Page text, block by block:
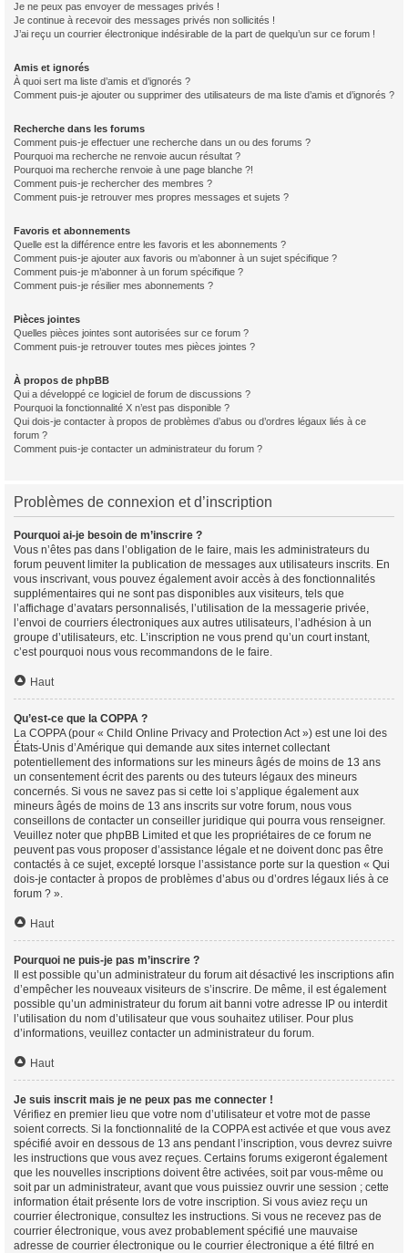
Je ne peux pas envoyer de messages privés !
Je continue à recevoir des messages privés non sollicités !
J’ai reçu un courrier électronique indésirable de la part de quelqu’un sur ce forum !
Amis et ignorés
À quoi sert ma liste d’amis et d’ignorés ?
Comment puis-je ajouter ou supprimer des utilisateurs de ma liste d’amis et d’ignorés ?
Recherche dans les forums
Comment puis-je effectuer une recherche dans un ou des forums ?
Pourquoi ma recherche ne renvoie aucun résultat ?
Pourquoi ma recherche renvoie à une page blanche ?!
Comment puis-je rechercher des membres ?
Comment puis-je retrouver mes propres messages et sujets ?
Favoris et abonnements
Quelle est la différence entre les favoris et les abonnements ?
Comment puis-je ajouter aux favoris ou m’abonner à un sujet spécifique ?
Comment puis-je m’abonner à un forum spécifique ?
Comment puis-je résilier mes abonnements ?
Pièces jointes
Quelles pièces jointes sont autorisées sur ce forum ?
Comment puis-je retrouver toutes mes pièces jointes ?
À propos de phpBB
Qui a développé ce logiciel de forum de discussions ?
Pourquoi la fonctionnalité X n’est pas disponible ?
Qui dois-je contacter à propos de problèmes d’abus ou d’ordres légaux liés à ce
forum ?
Comment puis-je contacter un administrateur du forum ?
Problèmes de connexion et d’inscription
Pourquoi ai-je besoin de m’inscrire ?
Vous n’êtes pas dans l’obligation de le faire, mais les administrateurs du
forum peuvent limiter la publication de messages aux utilisateurs inscrits. En
vous inscrivant, vous pouvez également avoir accès à des fonctionnalités
supplémentaires qui ne sont pas disponibles aux visiteurs, tels que
l’affichage d’avatars personnalisés, l’utilisation de la messagerie privée,
l’envoi de courriers électroniques aux autres utilisateurs, l’adhésion à un
groupe d’utilisateurs, etc. L’inscription ne vous prend qu’un court instant,
c’est pourquoi nous vous recommandons de le faire.
Haut
Qu’est-ce que la COPPA ?
La COPPA (pour « Child Online Privacy and Protection Act ») est une loi des
États-Unis d’Amérique qui demande aux sites internet collectant
potentiellement des informations sur les mineurs âgés de moins de 13 ans
un consentement écrit des parents ou des tuteurs légaux des mineurs
concernés. Si vous ne savez pas si cette loi s’applique également aux
mineurs âgés de moins de 13 ans inscrits sur votre forum, nous vous
conseillons de contacter un conseiller juridique qui pourra vous renseigner.
Veuillez noter que phpBB Limited et que les propriétaires de ce forum ne
peuvent pas vous proposer d’assistance légale et ne doivent donc pas être
contactés à ce sujet, excepté lorsque l’assistance porte sur la question « Qui
dois-je contacter à propos de problèmes d’abus ou d’ordres légaux liés à ce
forum ? ».
Haut
Pourquoi ne puis-je pas m’inscrire ?
Il est possible qu’un administrateur du forum ait désactivé les inscriptions afin
d’empêcher les nouveaux visiteurs de s’inscrire. De même, il est également
possible qu’un administrateur du forum ait banni votre adresse IP ou interdit
l’utilisation du nom d’utilisateur que vous souhaitez utiliser. Pour plus
d’informations, veuillez contacter un administrateur du forum.
Haut
Je suis inscrit mais je ne peux pas me connecter !
Vérifiez en premier lieu que votre nom d’utilisateur et votre mot de passe
soient corrects. Si la fonctionnalité de la COPPA est activée et que vous avez
spécifié avoir en dessous de 13 ans pendant l’inscription, vous devrez suivre
les instructions que vous avez reçues. Certains forums exigeront également
que les nouvelles inscriptions doivent être activées, soit par vous-même ou
soit par un administrateur, avant que vous puissiez ouvrir une session ; cette
information était présente lors de votre inscription. Si vous aviez reçu un
courrier électronique, consultez les instructions. Si vous ne recevez pas de
courrier électronique, vous avez probablement spécifié une mauvaise
adresse de courrier électronique ou le courrier électronique a été filtré en